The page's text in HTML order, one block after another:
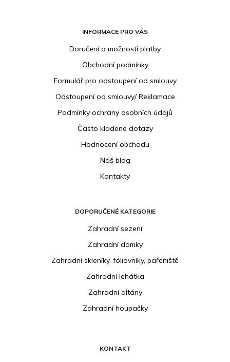
INFORMACE PRO VÁS
Doručení a možnosti platby
Obchodní podmínky
Formulář pro odstoupení od smlouvy
Odstoupení od smlouvy/ Reklamace
Podmínky ochrany osobních údajů
Často kladené dotazy
Hodnocení obchodu
Náš blog
Kontakty
DOPORUČENÉ KATEGORIE
Zahradní sezení
Zahradní domky
Zahradní skleníky, fóliovníky, pařeniště
Zahradní lehátka
Zahradní altány
Zahradní houpačky
KONTAKT